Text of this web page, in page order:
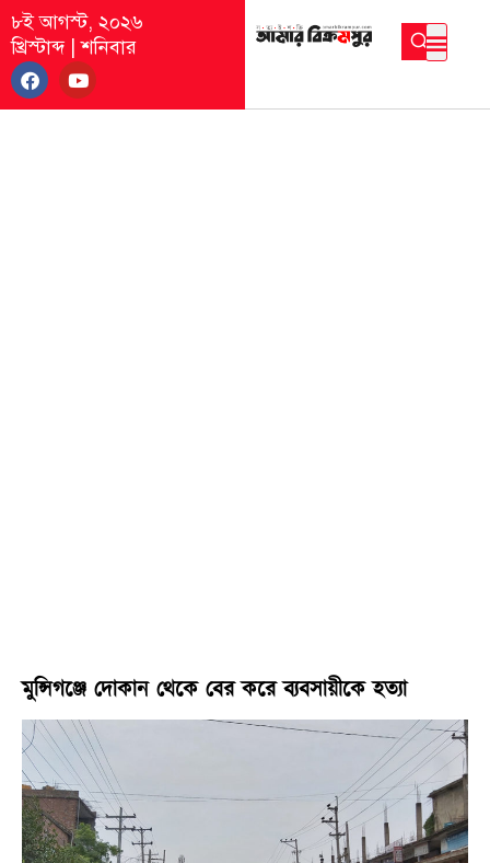
৮ই আগস্ট, ২০২৬
খ্রিস্টাব্দ|শনিবার
মুন্সিগঞ্জে দোকান থেকে বের করে ব্যবসায়ীকে হত্যা